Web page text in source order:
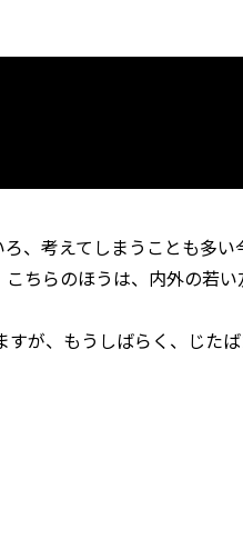
、考えてしまうことも多
ちらのほうは、内外の若
が、もうしばらく、じたば